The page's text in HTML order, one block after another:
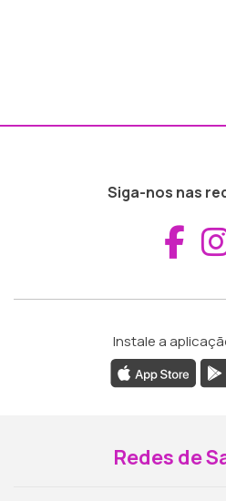
Siga-nos nas
Instale a
Redes de